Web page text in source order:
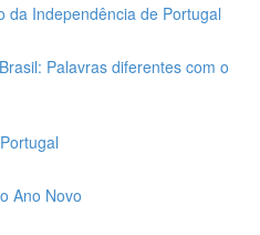
da Independência de Portugal
Palavras diferentes com o
Ano Novo